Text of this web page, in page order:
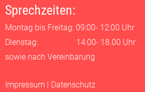
Sprechzeiten:
Montag bis Freitag: 09:00- 12:00 Uhr
Dienstag: 14:00- 18.00 Uhr
sowie nach Vereinbarung
Impressum Datenschutz